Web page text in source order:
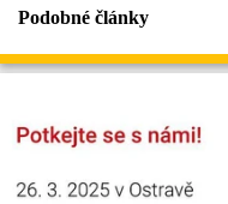
Podobné články